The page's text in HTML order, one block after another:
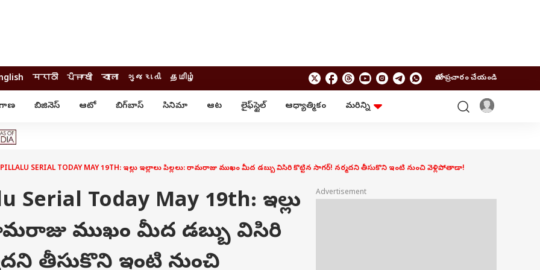
मराठी ਪੰਜਾਬੀ বাংলা ગુજરાતી தமிழ் మాతో ప్రచారం చేయండి
బిజినెస్ ఆటో బిగ్‌బాస్ సినిమా ఆట లైఫ్‌స్టైల్‌ ఆధ్యాత్మికం
మరిన్ని
ఓటీటీ-వెబ్‌సిరీస్‌
ఐపీవో
బడ్జెట్
కర్నూలు
నెల్లూరు
క్రికెట్
ఐపీఎల్
ఆధ్యాత్మికం
ట్రెండింగ్
యువ
INDIA AT 2047
ఎడ్యుకేషన్
PILLALU SERIAL TODAY MAY 19TH: ఇల్లు ఇల్లాలు పిల్లలు: రామరాజు ముఖం మీద డబ్బు విసిరి కొట్టిన సాగర్! నర్మదని తీసుకొని ఇంటి నుంచి వెళ్లిపోతాడా!
Today May 19th: ఇల్లు
ముఖం మీద డబ్బు విసిరి
తీసుకొని ఇంటి నుంచి
Advertisement